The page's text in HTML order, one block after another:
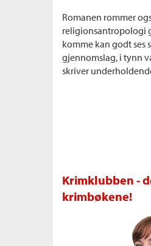
Romanen rommer
religionsantropologi
komme kan godt ses
gjennomslag, i tynn
skriver
Krimklubben -
krimbøkene!